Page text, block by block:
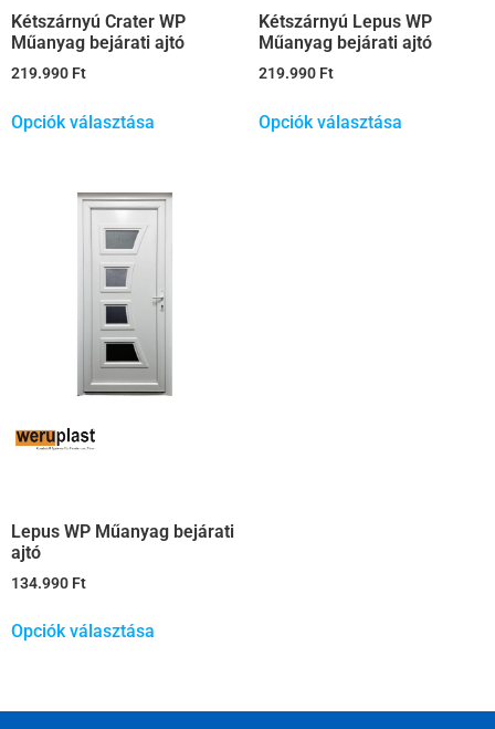
Kétszárnyú Crater WP
Műanyag bejárati ajtó
219.990 Ft
Opciók választása
Kétszárnyú Lepus WP
Műanyag bejárati ajtó
219.990 Ft
Opciók választása
Lepus WP Műanyag bejárati
ajtó
134.990 Ft
Opciók választása